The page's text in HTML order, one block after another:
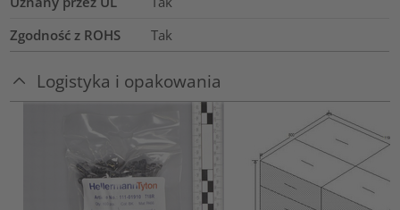
Zgodność z ROHS
Tak
Logistyka i opakowania